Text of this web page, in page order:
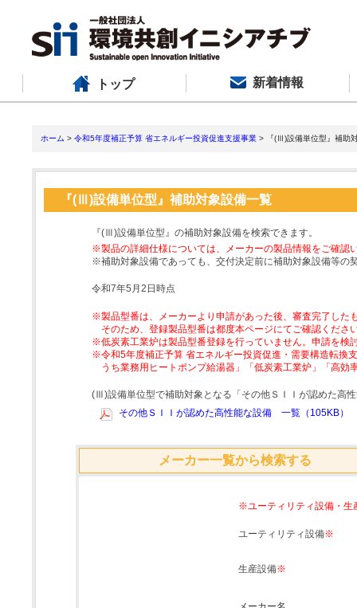
トップ 新着情報
ホーム > 令和5年度補正予算 省エネルギー投資促進支援事業 > 『(Ⅲ)設備単位型』補助
『(Ⅲ)設備単位型』補助対象設備一覧
『(Ⅲ)設備単位型』の補助対象設備を検索できます。
※製品の詳細仕様については、メーカーの製品情報をご確認
※補助対象設備であっても、交付決定前に補助対象設備等の
令和7年5月2日時点
※製品型番は、メーカーより申請があった後、審査完了した
そのため、登録製品型番は都度本ページにてご確認くださ
※低炭素工業炉は製品型番登録を行っていません。申請を検
※令和5年度補正予算 省エネルギー投資促進・需要構造転換
うち業務用ヒートポンプ給湯器」「低炭素工業炉」「高
(Ⅲ)設備単位型で補助対象となる「その他ＳＩＩが認めた高
その他ＳＩＩが認めた高性能な設備 一覧（105KB）
メーカー一覧から検索する
※ユーティリティ設備・生
ユーティリティ設備※
生産設備※